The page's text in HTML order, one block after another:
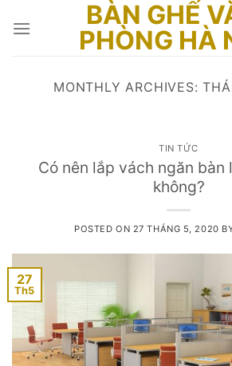
BÀN GHẾ
PHÒNG HÀ
MONTHLY ARCHIVES:
TIN TỨC
Có nên lắp vách ngăn bàn
không?
POSTED ON 27 THÁNG 5, 2020
27
Th5